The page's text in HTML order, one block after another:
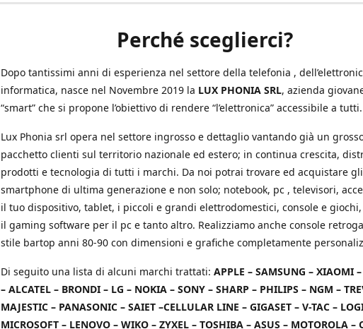
Perché sceglierci?
Dopo tantissimi anni di esperienza nel settore della telefonia ,
informatica, nasce nel Novembre 2019 la LUX PHONIA SRL, azienda
“smart” che si propone l’obiettivo di rendere “l’elettronica” accessibile a tutti.
Lux Phonia srl opera nel settore ingrosso e dettaglio vantando già un
pacchetto clienti sul territorio nazionale ed estero; in continua crescita,
prodotti e tecnologia di tutti i marchi. Da noi potrai trovare ed acquistare gli
smartphone di ultima generazione e non solo; notebook, pc , televisori,
il tuo dispositivo, tablet, i piccoli e grandi elettrodomestici, console e
il gaming software per il pc e tanto altro. Realizziamo anche console
stile bartop anni 80-90 con dimensioni e grafiche completamente
Di seguito una lista di alcuni marchi trattati: APPLE – SAMSUNG – XIAOMI
– ALCATEL – BRONDI – LG – NOKIA – SONY – SHARP – PHILIPS – NGM –
MAJESTIC – PANASONIC – SAIET –CELLULAR LINE – GIGASET – V-TAC –
MICROSOFT – LENOVO – WIKO – ZYXEL – TOSHIBA – ASUS – MOTOROLA –